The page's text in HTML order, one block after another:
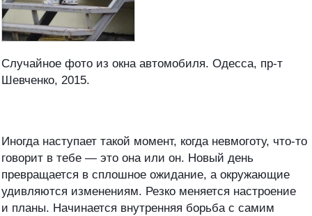
Случайное фото из окна автомобиля. Одесса, пр-т
Шевченко, 2015.
Иногда наступает такой момент, когда невмоготу, что-то
говорит в тебе — это она или он. Новый день
превращается в сплошное ожидание, а окружающие
удивляются изменениям. Резко меняется настроение
и планы. Начинается внутренняя борьба с самим